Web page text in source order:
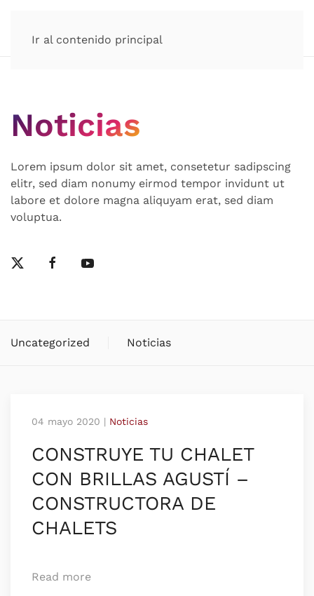
Ir al contenido principal
Noticias
Lorem ipsum dolor sit amet, consetetur sadipscing
elitr, sed diam nonumy eirmod tempor invidunt ut
labore et dolore magna aliquyam erat, sed diam
voluptua.
Uncategorized Noticias
04 mayo 2020 | Noticias
CONSTRUYE TU CHALET
CON BRILLAS AGUSTÍ –
CONSTRUCTORA DE
CHALETS
Read more